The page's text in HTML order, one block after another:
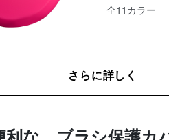
全11カラー
さらに詳しく